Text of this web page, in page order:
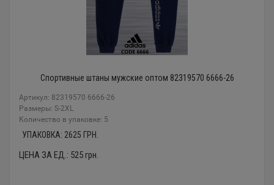
Спортивные штаны мужские оптом 82319570 6666-26
Артикул: 82319570 6666-26
Размеры: S-2XL
Количество в упаковке: 5
УПАКОВКА: 2625 ГРН.
ЦЕНА ЗА ЕД.: 525грн.